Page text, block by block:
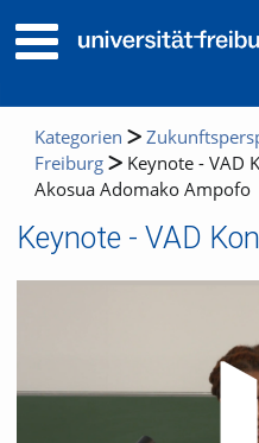
Kategorien
Freiburg
Keynote - VAD
Akosua Adomako Ampofo